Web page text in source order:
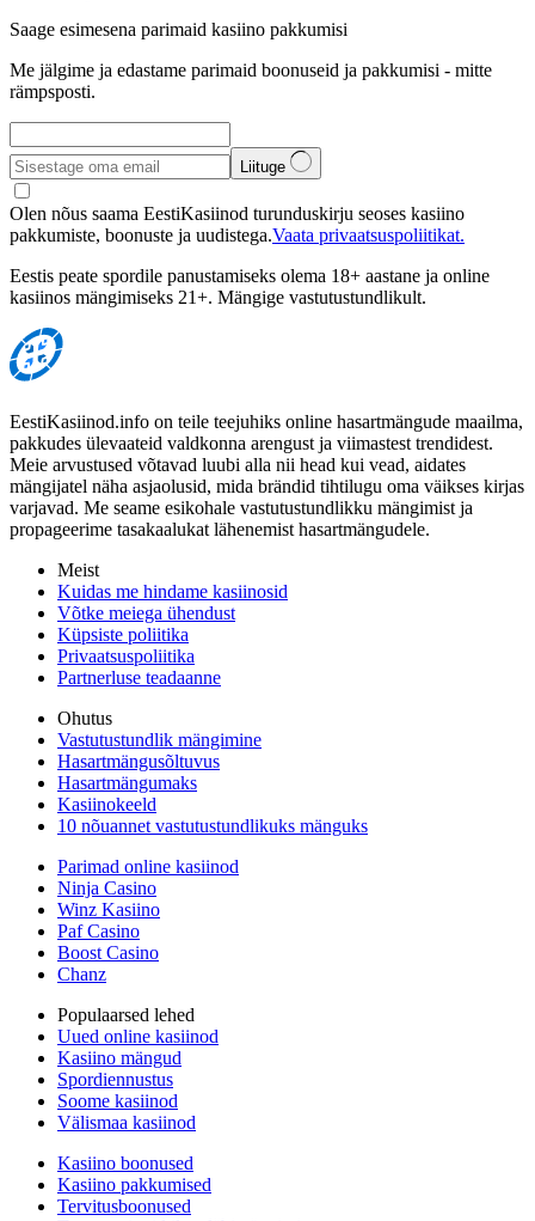
Saage esimesena parimaid kasiino pakkumisi
Me jälgime ja edastame parimaid boonuseid ja pakkumisi - mitte
rämpsposti.
Liituge
Olen nõus saama EestiKasiinod turunduskirju seoses kasiino
pakkumiste, boonuste ja uudistega.Vaata privaatsuspoliitikat.
Eestis peate spordile panustamiseks olema 18+ aastane ja online
kasiinos mängimiseks 21+. Mängige vastutustundlikult.
EestiKasiinod.info on teile teejuhiks online hasartmängude maailma,
pakkudes ülevaateid valdkonna arengust ja viimastest trendidest.
Meie arvustused võtavad luubi alla nii head kui vead, aidates
mängijatel näha asjaolusid, mida brändid tihtilugu oma väikses kirjas
varjavad. Me seame esikohale vastutustundlikku mängimist ja
propageerime tasakaalukat lähenemist hasartmängudele.
Meist
Kuidas me hindame kasiinosid
Võtke meiega ühendust
Küpsiste poliitika
Privaatsuspoliitika
Partnerluse teadaanne
Ohutus
Vastutustundlik mängimine
Hasartmängusõltuvus
Hasartmängumaks
Kasiinokeeld
10 nõuannet vastutustundlikuks mänguks
Parimad online kasiinod
Ninja Casino
Winz Kasiino
Paf Casino
Boost Casino
Chanz
Populaarsed lehed
Uued online kasiinod
Kasiino mängud
Spordiennustus
Soome kasiinod
Välismaa kasiinod
Kasiino boonused
Kasiino pakkumised
Tervitusboonused